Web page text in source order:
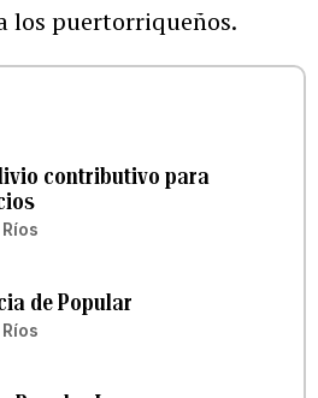
los puertorriqueños.
contributivo para
de Popular